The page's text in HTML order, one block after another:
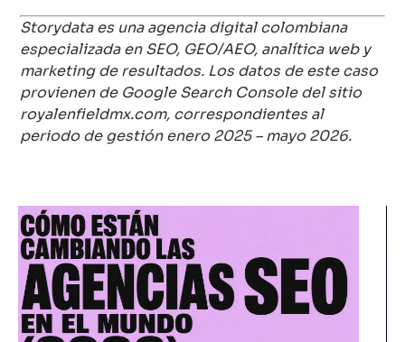
Storydata es una agencia digital colombiana
especializada en SEO, GEO/AEO, analítica web y
marketing de resultados. Los datos de este caso
provienen de Google Search Console del sitio
royalenfieldmx.com, correspondientes al
periodo de gestión enero 2025 – mayo 2026.